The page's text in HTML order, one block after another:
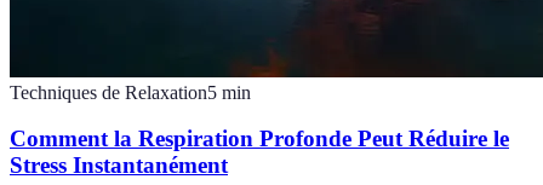
Techniques de Relaxation5 min
Comment la Respiration Profonde Peut Réduire le
Stress Instantanément